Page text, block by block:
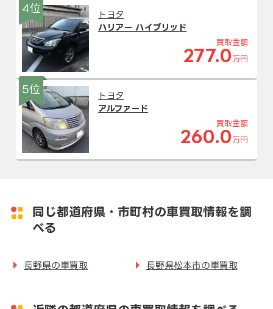
4位
トヨタ
ハリアー ハイブリッド
買取金額
277.0 万円
5位
トヨタ
アルファード
買取金額
260.0 万円
同じ都道府県・市町村の車買取情報を調
べる
長野県の車買取 長野県松本市の車買取